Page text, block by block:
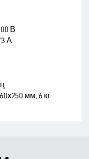
В
А
мм, 6 кг